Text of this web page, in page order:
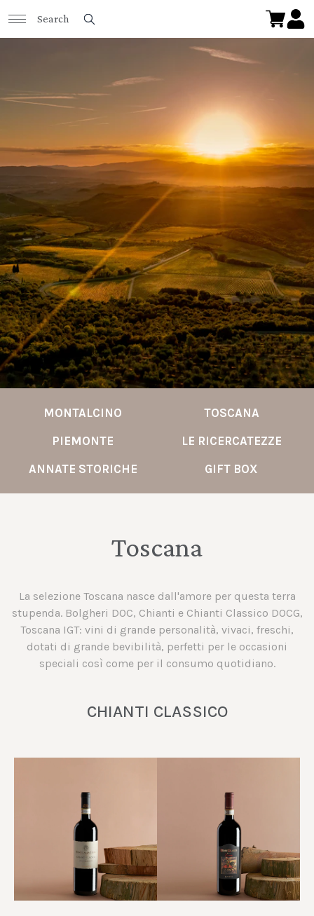
MONTALCINO
TOSCANA
PIEMONTE
LE RICERCATEZZE
ANNATE STORICHE
GIFT BOX
Toscana
La selezione Toscana nasce dall'amore per questa terra
stupenda. Bolgheri DOC, Chianti e Chianti Classico DOCG,
Toscana IGT: vini di grande personalità, vivaci, freschi,
dotati di grande bevibilità, perfetti per le occasioni
speciali così come per il consumo quotidiano.
CHIANTI CLASSICO